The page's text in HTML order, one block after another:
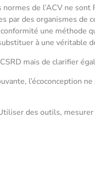
de l’ACV ne
par des organismes de
une méthode
à une véritable
mais de clarifier
l’écoconception
des outils,